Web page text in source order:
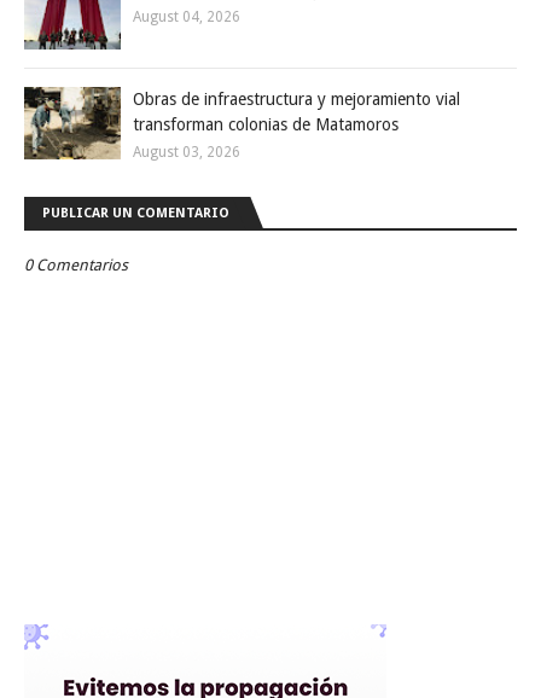
August 04, 2026
Obras de infraestructura y mejoramiento vial
transforman colonias de Matamoros
August 03, 2026
PUBLICAR UN COMENTARIO
0 Comentarios